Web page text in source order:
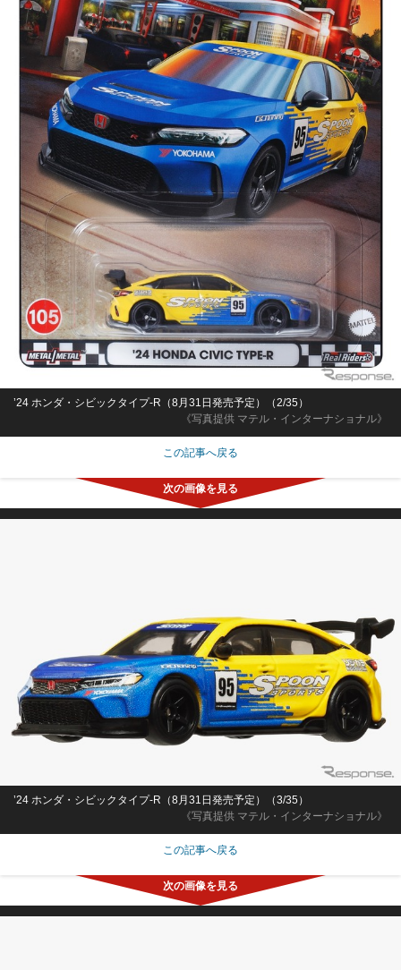
《写真提供 マテル・インターナショナル》
’24 ホンダ・シビックタイプ-R（8月31日発売予定）（2/35）
この記事へ戻る
《写真提供 マテル・インターナショナル》
’24 ホンダ・シビックタイプ-R（8月31日発売予定）（3/35）
この記事へ戻る